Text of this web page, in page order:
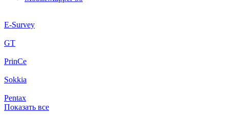
E-Survey
GT
PrinCe
Sokkia
Pentax
Показать все